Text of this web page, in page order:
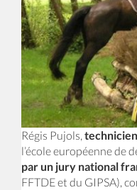
Régis Pujols,
l’école européenne de
par un jury national
FFTDE et du GIPSA),